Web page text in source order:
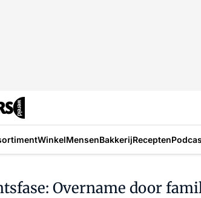
WinkelMensenBakkerijRecepten
Overname door